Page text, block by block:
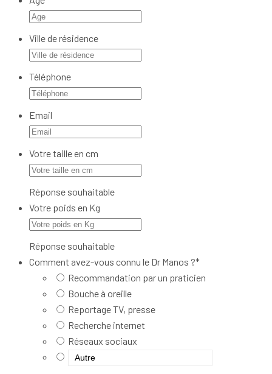
Ville de résidence
Téléphone
Email
Votre taille en cm
Réponse souhaitable
Votre poids en Kg
Réponse souhaitable
Comment avez-vous connu le Dr Manos ?*
Recommandation par un praticien
Bouche à oreille
Reportage TV, presse
Recherche internet
Réseaux sociaux